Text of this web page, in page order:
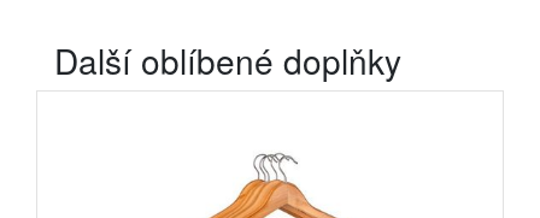
Další oblíbené doplňky